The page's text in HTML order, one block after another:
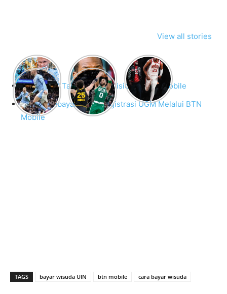
View all stories
Cara Bayar Tagihan Transvision di BTN Mobile
Cara Membayar Biaya Registrasi UGM Melalui BTN
Mobile
TAGS bayar wisuda UIN btn mobile cara bayar wisuda